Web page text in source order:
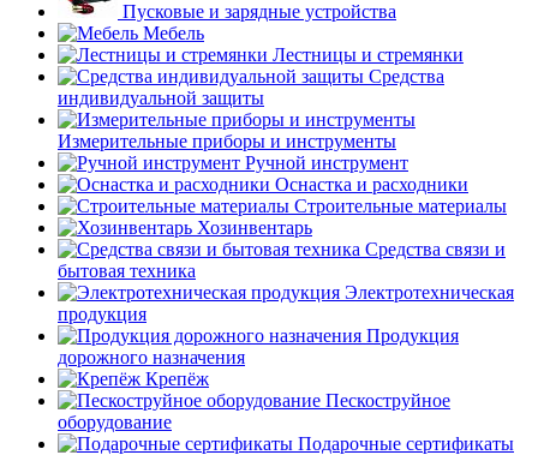
Пусковые и зарядные устройства
Мебель
Лестницы и стремянки
Средства
индивидуальной защиты
Измерительные приборы и инструменты
Ручной инструмент
Оснастка и расходники
Строительные материалы
Хозинвентарь
Средства связи и
бытовая техника
Электротехническая
продукция
Продукция
дорожного назначения
Крепёж
Пескоструйное
оборудование
Подарочные сертификаты